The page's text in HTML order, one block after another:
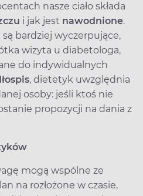
nasze ciało składa
i jak jest nawodnione.
bardziej wyczerpujące,
wizyta u diabetologa,
do indywidualnych
, dietetyk uwzględnia
osoby: jeśli ktoś nie
propozycji na dania z
mogą wspólne ze
na rozłożone w czasie,